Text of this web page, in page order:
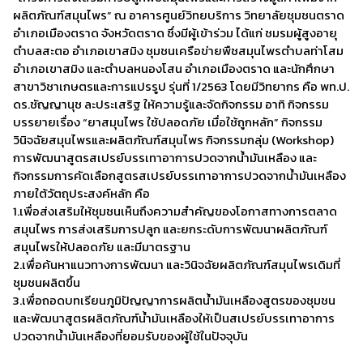
ผลิตภัณฑ์สมุนไพร” ณ อาคารศูนย์วิทยบริการ วิทยาลัยชุมชนตราด
อำเภอเมืองตราด จังหวัดตราด ซึ่งมีผู้เข้าร่วม ได้แก่ ชมรมผู้สูงอายุ
ตำบลสะตอ อำเภอเขาสมิง ชุมชนเครือข่ายพืชสมุนไพรตำบลท่าโสม
อำเภอเขาสมิง และตำบลหนองโสน อำเภอเมืองตราด และนักศึกษา
สาขาวิชาเกษตรและการแปรรูป รุ่นที่ 1/2563 โดยมีวิทยากร คือ พท.ป.
ดร.ชัญญานุช ละประเสริฐ ให้ความรู้และจัดกิจกรรม อาทิ กิจกรรม
บรรยายเรื่อง “ยาสมุนไพร ใช้ปลอดภัย เมื่อใช้ถูกหลัก” กิจกรรม
วินิจฉัยสมุนไพรและผลิตภัณฑ์สมุนไพร กิจกรรมกลุ่ม (Workshop)
การพัฒนาสูตรสเปรย์บรรเทาอาการปวดจากน้ำมันเหลือง และ
กิจกรรมการคัดเลือกสูตรสเปรย์บรรเทาอาการปวดจากน้ำมันเหลือง
ภายใต้วัตถุประสงค์หลัก คือ
1.เพื่อส่งเสริมให้ชุมชนเห็นถึงความสำคัญของโอกาสทางการตลาด
สมุนไพร การส่งเสริมการปลูก และยกระดับการพัฒนาผลิตภัณฑ์
สมุนไพรให้ปลอดภัย และมีมาตรฐาน
2.เพื่อค้นหาแนวทางการพัฒนา และวินิจฉัยผลิตภัณฑ์สมุนไพรเดิมที่
ชุมชนผลิตขึ้น
3.เพื่อถอดบทเรียนภูมิปัญญาการผลิตน้ำมันเหลืองสูตรของชุมชน
และพัฒนาสูตรผลิตภัณฑ์น้ำมันเหลืองให้เป็นสเปรย์บรรเทาอาการ
ปวดจากน้ำมันเหลืองที่ยอมรับของผู้ใช้ในปัจจุบัน